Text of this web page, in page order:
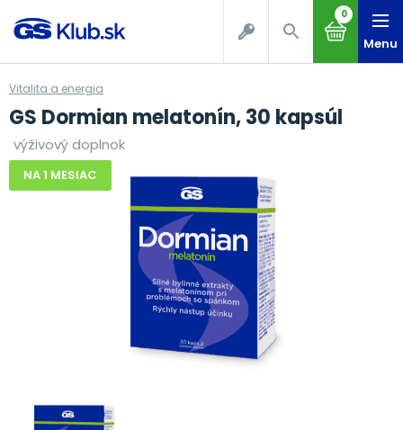
0
Menu
Vitalita a energia
GS Dormian melatonín, 30 kapsúl
výživový doplnok
NA 1 MESIAC